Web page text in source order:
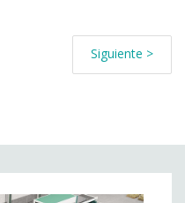
Siguiente >